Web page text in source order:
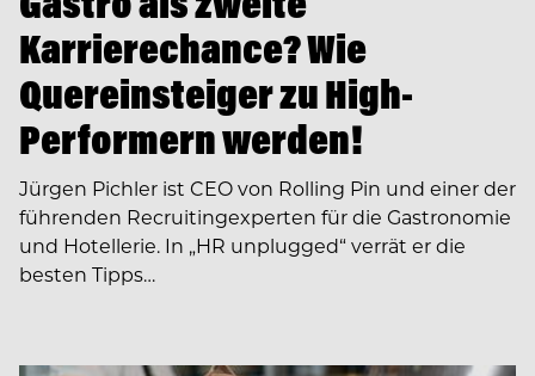
Karrierechance? Wie
Quereinsteiger zu High-
Performern werden!
Jürgen Pichler ist CEO von Rolling Pin und einer der
führenden Recruiting­experten für die Gastronomie
und Hotellerie. In ­­„HR unplugged“ verrät er die
besten Tipps…